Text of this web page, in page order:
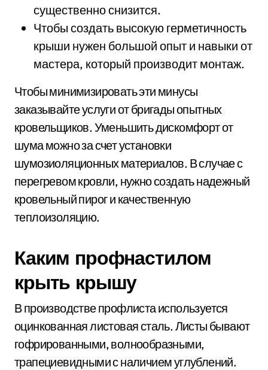
существенно снизится.
Чтобы создать высокую герметичность
крыши нужен большой опыт и навыки от
мастера, который производит монтаж.
Чтобы минимизировать эти минусы
заказывайте услуги от бригады опытных
кровельщиков. Уменьшить дискомфорт от
шума можно за счет установки
шумозиоляционных материалов. В случае с
перегревом кровли, нужно создать надежный
кровельный пирог и качественную
теплоизоляцию.
Каким профнастилом
крыть крышу
В производстве профлиста используется
оцинкованная листовая сталь. Листы бывают
гофрированными, волнообразными,
трапециевидными с наличием углублений.